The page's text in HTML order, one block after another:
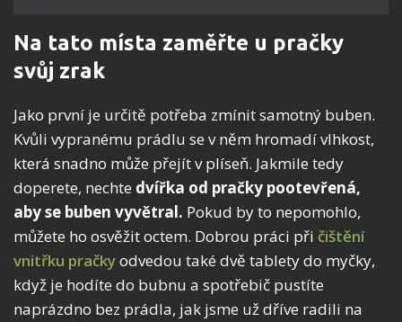
Na tato místa zaměřte u pračky
svůj zrak
Jako první je určitě potřeba zmínit samotný buben.
Kvůli vypranému prádlu se v něm hromadí vlhkost,
která snadno může přejít v plíseň. Jakmile tedy
doperete, nechte dvířka od pračky pootevřená,
aby se buben vyvětral. Pokud by to nepomohlo,
můžete ho osvěžit octem. Dobrou práci při čištění
vnitřku pračkyodvedou také dvě tablety do myčky,
když je hodíte do bubnu a spotřebič pustíte
naprázdno bez prádla, jak jsme už dříve radili na